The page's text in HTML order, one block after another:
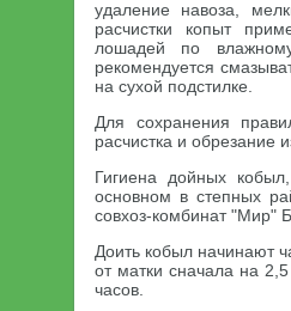
удаление навоза,
расчистки копыт
лошадей по
рекомендуется
на сухой подстилке.
Для сохранения
расчистка и обрезание
Гигиена дойных
основном в степных
совхоз-комбинат "Мир"
Доить кобыл начинают
от матки сначала на
часов.